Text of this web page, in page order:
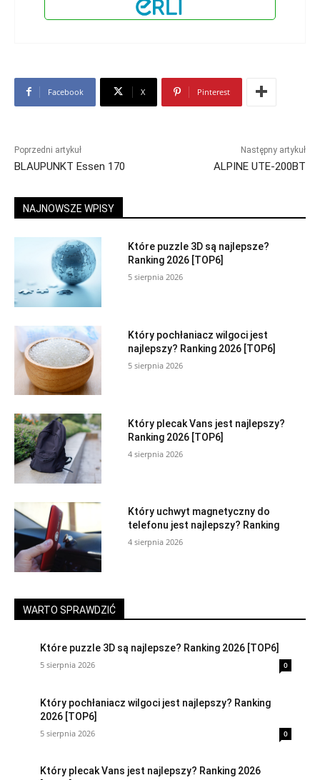
Facebook X Pinterest
Poprzedni artykuł
BLAUPUNKT Essen 170
Następny artykuł
ALPINE UTE-200BT
NAJNOWSZE WPISY
Które puzzle 3D są najlepsze?
Ranking 2026 [TOP6]
5 sierpnia 2026
Który pochłaniacz wilgoci jest
najlepszy? Ranking 2026 [TOP6]
5 sierpnia 2026
Który plecak Vans jest najlepszy?
Ranking 2026 [TOP6]
4 sierpnia 2026
Który uchwyt magnetyczny do
telefonu jest najlepszy? Ranking
4 sierpnia 2026
WARTO SPRAWDZIĆ
Które puzzle 3D są najlepsze? Ranking 2026 [TOP6]
5 sierpnia 2026 0
Który pochłaniacz wilgoci jest najlepszy? Ranking
2026 [TOP6]
5 sierpnia 2026 0
Który plecak Vans jest najlepszy? Ranking 2026